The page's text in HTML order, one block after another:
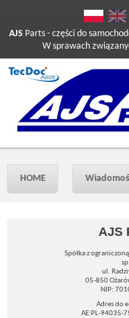
AJS Parts - części do
W sprawach związanych
HOME
AJS
Spółka z
ul.
05-850
NIP:
Adres do
AE:PL-94035-